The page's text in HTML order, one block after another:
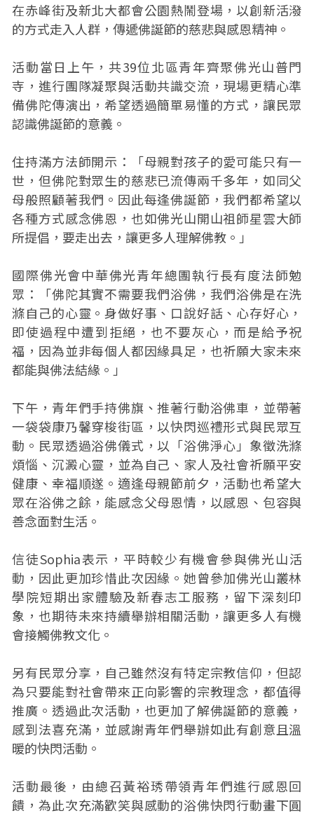
在赤峰街及新北大都會公園熱鬧登場，以創新活潑
的方式走入人群，傳遞佛誕節的慈悲與感恩精神。
活動當日上午，共39位北區青年齊聚佛光山普門
寺，進行團隊凝聚與活動共識交流，現場更精心準
備佛陀傳演出，希望透過簡單易懂的方式，讓民眾
認識佛誕節的意義。
住持滿方法師開示：「母親對孩子的愛可能只有一
世，但佛陀對眾生的慈悲已流傳兩千多年，如同父
母般照顧著我們。因此每逢佛誕節，我們都希望以
各種方式感念佛恩，也如佛光山開山祖師星雲大師
所提倡，要走出去，讓更多人理解佛教。」
國際佛光會中華佛光青年總團執行長有度法師勉
眾：「佛陀其實不需要我們浴佛，我們浴佛是在洗
滌自己的心靈。身做好事、口說好話、心存好心，
即使過程中遭到拒絕，也不要灰心，而是給予祝
福，因為並非每個人都因緣具足，也祈願大家未來
都能與佛法結緣。」
下午，青年們手持佛旗、推著行動浴佛車，並帶著
一袋袋康乃馨穿梭街區，以快閃巡禮形式與民眾互
動。民眾透過浴佛儀式，以「浴佛淨心」象徵洗滌
煩惱、沉澱心靈，並為自己、家人及社會祈願平安
健康、幸福順遂。適逢母親節前夕，活動也希望大
眾在浴佛之餘，能感念父母恩情，以感恩、包容與
善念面對生活。
信徒Sophia表示，平時較少有機會參與佛光山活
動，因此更加珍惜此次因緣。她曾參加佛光山叢林
學院短期出家體驗及新春志工服務，留下深刻印
象，也期待未來持續舉辦相關活動，讓更多人有機
會接觸佛教文化。
另有民眾分享，自己雖然沒有特定宗教信仰，但認
為只要能對社會帶來正向影響的宗教理念，都值得
推廣。透過此次活動，也更加了解佛誕節的意義，
感到法喜充滿，並感謝青年們舉辦如此有創意且溫
暖的快閃活動。
活動最後，由總召黃裕琇帶領青年們進行感恩回
饋，為此次充滿歡笑與感動的浴佛快閃行動畫下圓